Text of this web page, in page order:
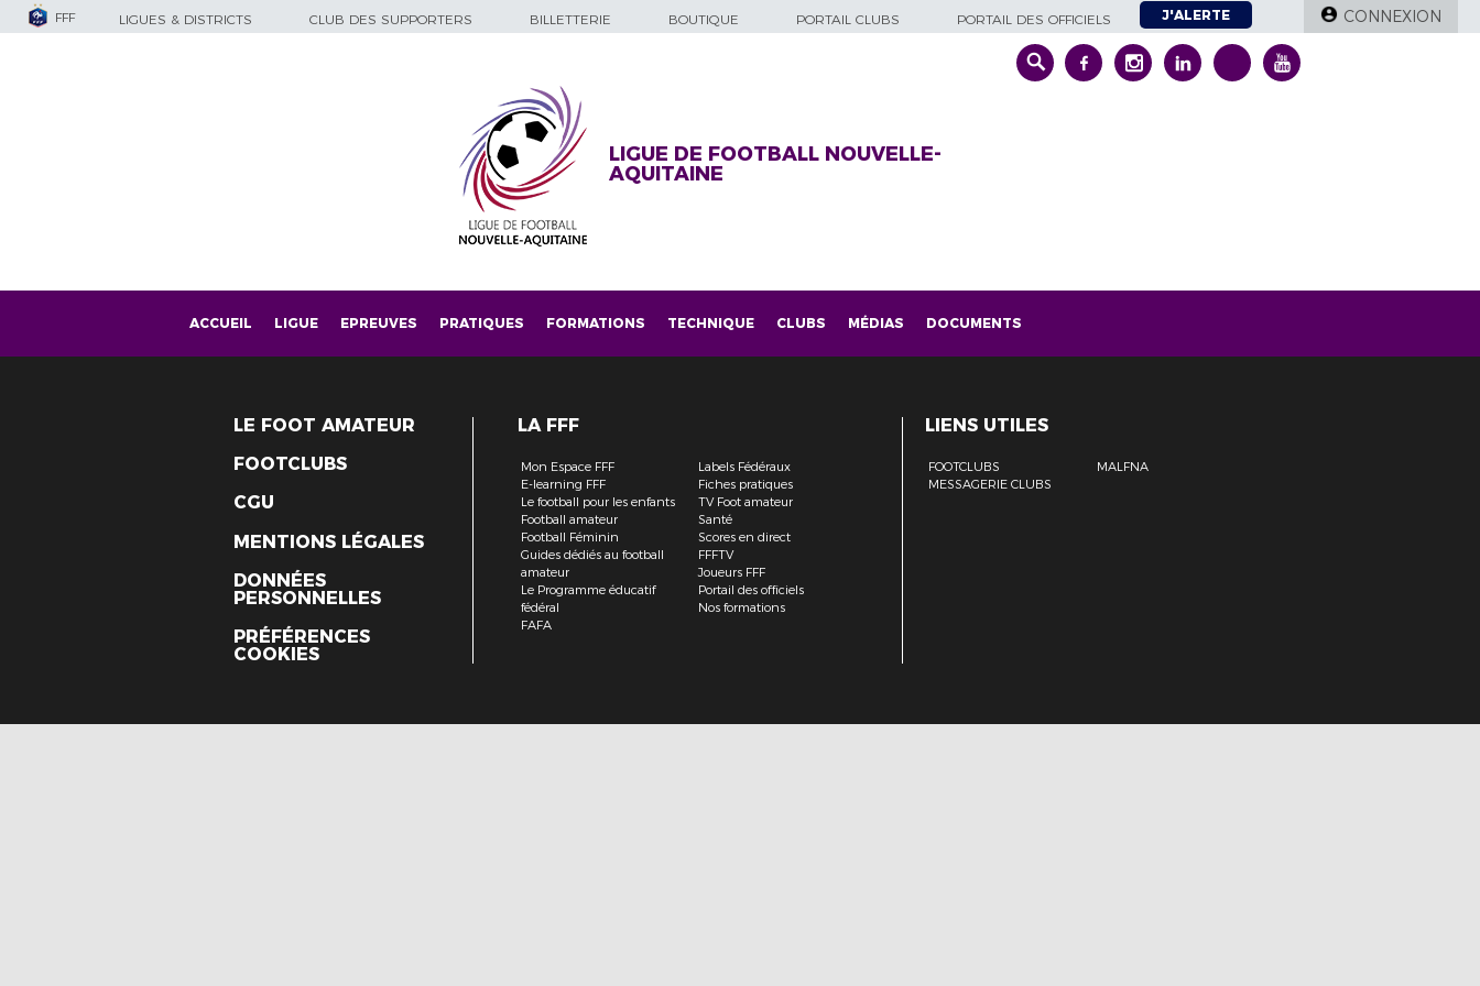
FFF LIGUES & DISTRICTS CLUB DES SUPPORTERS BILLETTERIE BOUTIQUE PORTAIL CLUBS PORTAIL DES OFFICIELS J'ALERTE CONNEXION
LIGUE DE FOOTBALL NOUVELLE-
AQUITAINE
ACCUEIL LIGUE EPREUVES PRATIQUES FORMATIONS TECHNIQUE CLUBS MÉDIAS DOCUMENTS
LE FOOT AMATEUR
FOOTCLUBS
CGU
MENTIONS LÉGALES
DONNÉES
PERSONNELLES
PRÉFÉRENCES
COOKIES
LA FFF
Mon Espace FFF
E-learning FFF
Le football pour les enfants
Football amateur
Football Féminin
Guides dédiés au football
amateur
Le Programme éducatif
fédéral
FAFA
Labels Fédéraux
Fiches pratiques
TV Foot amateur
Santé
Scores en direct
FFFTV
Joueurs FFF
Portail des officiels
Nos formations
LIENS UTILES
FOOTCLUBS
MESSAGERIE CLUBS
MALFNA